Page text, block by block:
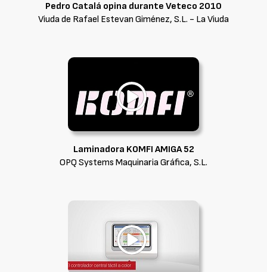
Pedro Catalá opina durante Veteco 2010
Viuda de Rafael Estevan Giménez, S.L. - La Viuda
Laminadora KOMFI AMIGA 52
OPQ Systems Maquinaria Gráfica, S.L.